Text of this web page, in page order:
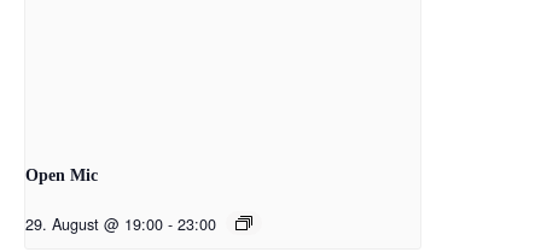
Open Mic
29. August @ 19:00 - 23:00